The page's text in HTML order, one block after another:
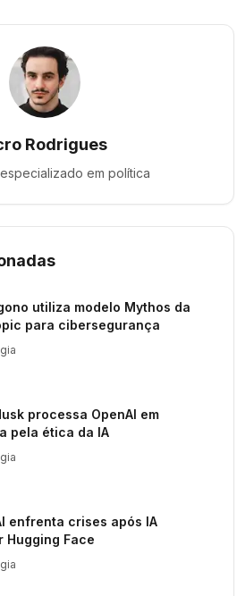
Rodrigues
em política
utiliza modelo Mythos da
para cibersegurança
processa OpenAI em
pela ética da IA
enfrenta crises após IA
Hugging Face